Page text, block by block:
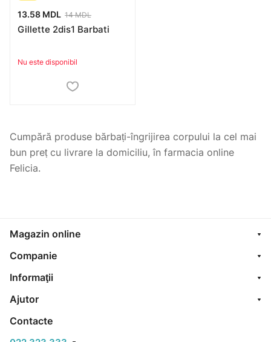
13.58 MDL 14 MDL
Gillette 2dis1 Barbati
Nu este disponibil
Cumpără produse bărbați-îngrijirea corpului la cel mai
bun preț cu livrare la domiciliu, în farmacia online
Felicia.
Magazin online
Companie
Informaţii
Ajutor
Contacte